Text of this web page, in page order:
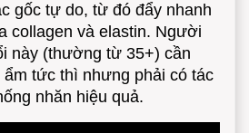
gốc tự do, từ đó đẩy nhanh
collagen và elastin. Người
này (thường từ 35+) cần
ẩm tức thì nhưng phải có tác
nhăn hiệu quả.